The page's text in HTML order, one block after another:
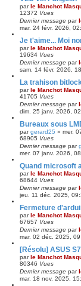
parle Manchot
12372 Vues
Dernier message par
mar. 24 févr. 2026,
Je t'aime... Moi
parle Manchot
19634 Vues
Dernier message par
sam. 14 févr. 2026,
La trahison
parle Manchot
41705 Vues
Dernier message par
dim. 25 janv. 2026,
Bureaux sous
pargerard25 » mer.
68905 Vues
Dernier message par
mer. 07 janv. 2026,
Quand microsoft
parle Manchot
68644 Vues
Dernier message par
jeu. 11 déc. 2025,
Fermeture
parle Manchot
67657 Vues
Dernier message par
mar. 02 déc. 2025,
[Résolu] ASUS
parle Manchot
80346 Vues
Dernier message par
mar. 18 nov. 2025,